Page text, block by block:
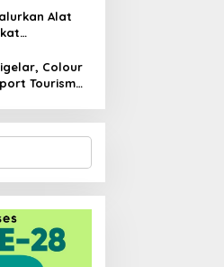
Alat
Colour
Tourism